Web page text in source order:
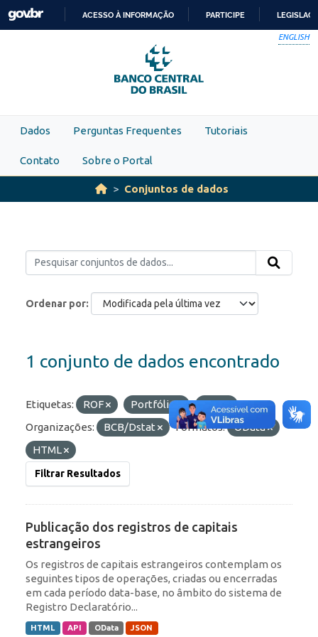
Skip to main content
PARA
O
CONTEÚDO
ACESSO À INFORMAÇÃO PARTICIPE
ENGLISH
Dados Perguntas Frequentes Tutoriais
Contato Sobre o Portal
Conjuntos de dados
Ordenar por
1 conjunto de dados encontrado
Etiquetas: ROF Portfólio
RDE
Organizações:
BCB/Dstat Formatos:
OData
HTML
Filtrar Resultados
Publicação dos registros de capitais
estrangeiros
Os registros de capitais estrangeiros contemplam os
seguintes tipos de operações, criadas ou encerradas
em cada período data-base, no âmbito do sistema de
Registro Declaratório...
HTML API OData JSON